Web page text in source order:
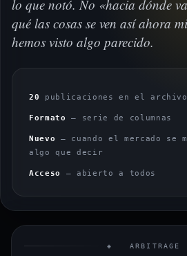
lo que notó. No «hacia dónde
qué las cosas se ven así ahora
hemos visto algo parecido.
20 publicaciones en el archivo
Formato — serie de columnas
Nuevo
— cuando el mercado se
algo que decir
Acceso — abierto a todos
◈ ARBITRAGE